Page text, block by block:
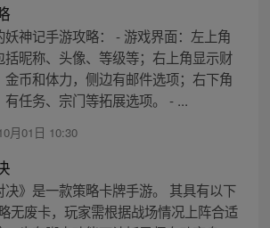
妖神记手游攻略： - 游戏界面：左上角
括昵称、头像、等级等；右上角显示财
币和体力，侧边有邮件选项；右下角
任务、宗门等拓展选项。 - ...
月01日 10:30
决》是一款策略卡牌手游。 其具有以下
无废卡，玩家需根据战场情况上阵合适